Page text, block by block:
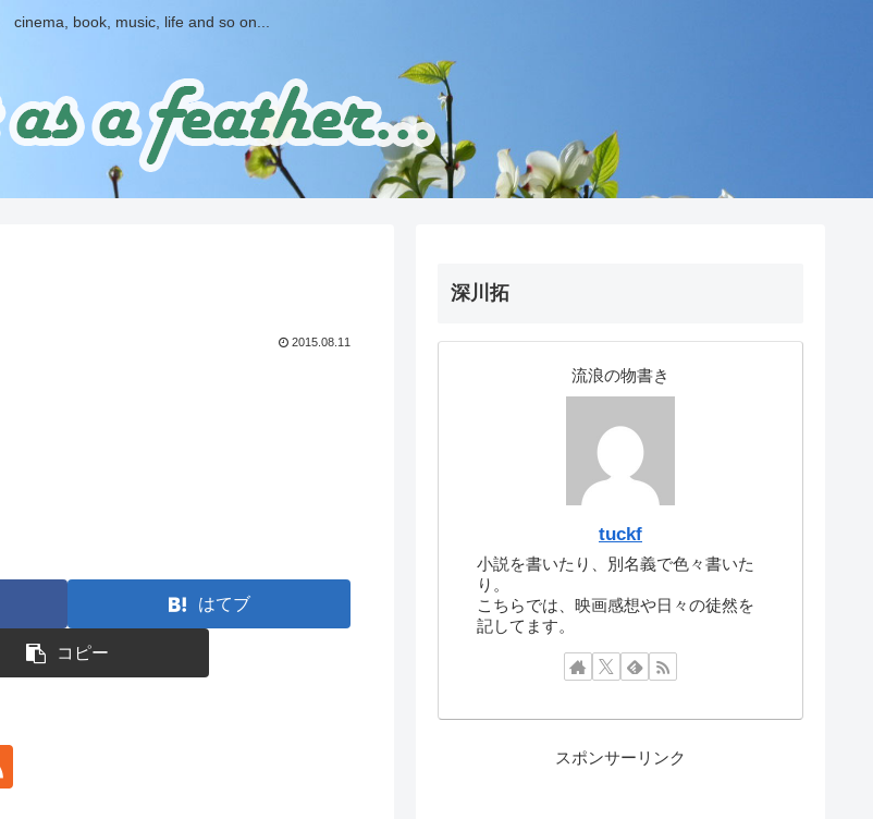
cinema, book, music, life and so on...
2015.08.11
はてブ
コピー
深川拓
流浪の物書き
tuckf
小説を書いたり、別名義で色々書いた
り。
こちらでは、映画感想や日々の徒然を
記してます。
スポンサーリンク